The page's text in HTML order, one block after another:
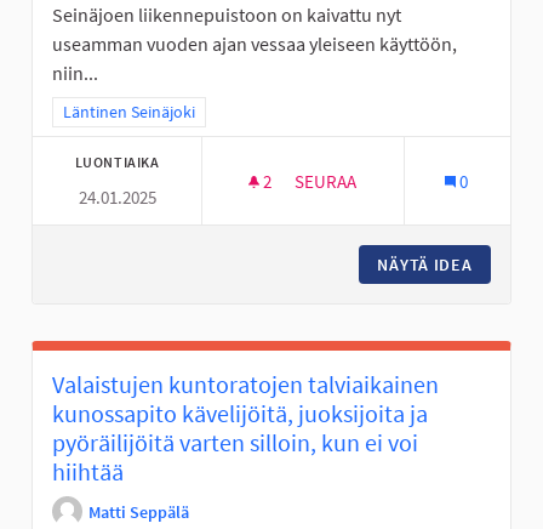
Seinäjoen liikennepuistoon on kaivattu nyt
useamman vuoden ajan vessaa yleiseen käyttöön,
niin...
Rajaa tulokset teeman mukaan: Läntinen Seinäjoki
Läntinen Seinäjoki
LUONTIAIKA
24.01.2025
2 2 SEURAAJAA
SEURAA 0
NÄYTÄ IDEA
Valaistujen kuntoratojen talviaikainen
kunossapito kävelijöitä, juoksijoita ja
pyöräilijöitä varten silloin, kun ei voi
hiihtää
Matti Seppälä